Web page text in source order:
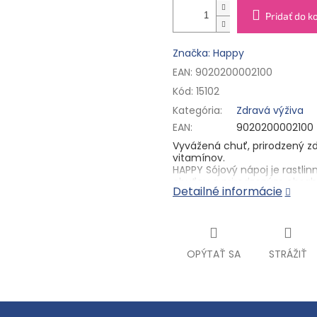
Pridať do
Značka: Happy
EAN: 9020200002100
Kód: 15102
Kategória:
Zdravá výživa
EAN:
9020200002100
Vyvážená chuť, prirodzený
vitamínov.
HAPPY Sójový nápoj je
chuťou a prirodzeným
Skvele sa hodí do kávy, čaju,
Podporuje tak vyvážený
Složení: Voda, SÓJOVÉ
Detailné informácie
OPÝTAŤ SA STRÁŽIŤ